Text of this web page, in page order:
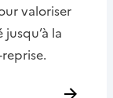
valoriser
la